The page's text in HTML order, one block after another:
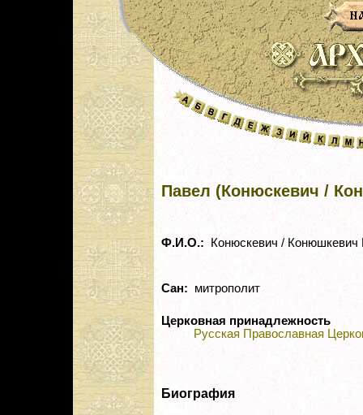
Павел (Конюскевич /
Ф.И.О.: Конюскевич / Конюшкевич
Сан: митрополит
Церковная принадлежность
Русская Православная
Биография